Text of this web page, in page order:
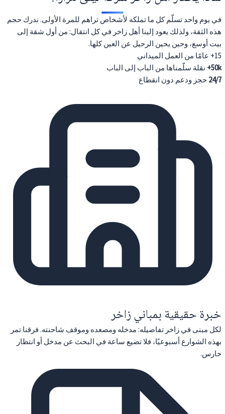
في يوم واحد تسلّم كل ما تملكه لأشخاص تراهم للمرة الأولى. ندرك حجم
هذه الثقة، ولذلك يعود إلينا أهل زاخر في كل انتقال: من أول شقة إلى
بيت أوسع، وحين يحين الرحيل عن العين كلها.
15+
عامًا من العمل الميداني
50k+
نقلة سلّمناها من الباب إلى الباب
24/7 حجز ودعم دون انقطاع
خبرة حقيقية بمباني زاخر
لكل مبنى في زاخر تفاصيله: مدخله ومصعده وموقف شاحنته. فرقنا تمر
بهذه الشوارع أسبوعيًا، فلا تضيع ساعة في البحث عن مدخل أو انتظار
حارس.